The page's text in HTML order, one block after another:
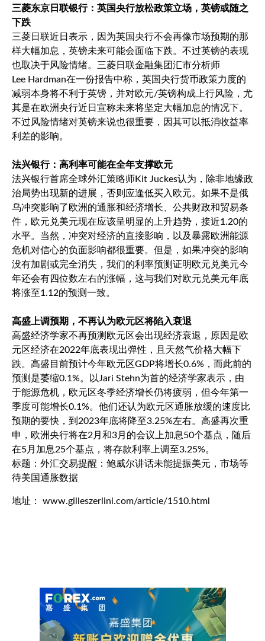
三菱东京日联银行：英国央行放松政策立场，英镑或随之
下跌
三菱日联近日表示，因为英国央行不会再像市场预期的那
样大幅加息，英镑未来可能会面临下跌。不过英镑的表现
也取决于风险情绪。三菱日联金融集团汇市分析师
Lee Hardman在一份报告中称，英国央行货币政策力度的
减弱本身将不利于英镑，并对欧元/英镑构成上行风险，尤
其是在欧洲央行近日宣称未来将坚定大幅加息的情况下。
不过风险情绪对英镑来说也很重要，因其可以抵消收益率
利差的影响。
法兴银行：高利率可能在全年支撑欧元
法兴银行首席全球外汇策略师Kit Juckes认为，除非地缘政
治局势出现新的进展，否则应逢低买入欧元。如果不是俄
乌冲突影响了欧洲的通胀和经济增长、公共财政和贸易条
件， 欧元兑美元现在应该呈明显的上升趋势，接近1.20的
水平。当然，冲突对经济的直接影响，以及暴露欧洲能源
危机对信心的负面影响都很重要。但是，如果冲突的影响
没有加剧或完全消失，我们的利率预测证明 欧元兑美元今
年还会有四位数左右的涨幅，这与我们对欧元兑美元年底
将涨至1.12的预测一致。
高盛上调预期，不再认为欧元区将陷入衰退
高盛经济学家不再预测欧元区会出现经济衰退，原因是欧
元区经济在2022年底表现出弹性，且天然气价格大幅下
跌。高盛目前预计今年欧元区GDP将增长0.6%，而此前的
预测是萎缩0.1%。以Jari Stehn为首的经济学家表示，由
于能源危机，欧元区冬季经济增长仍将疲弱，但今年第一
季度可能增长0.1%。他们还认为欧元区通胀放缓的速度比
预期的要快，到2023年底将降至3.25%左右。高盛再次重
申，欧洲央行将在2月和3月的会议上加息50个基点，随后
在5月加息25个基点，将存款利率上调至3.25%。
标题：外汇交易提醒：鲍威尔讲话未能提振美元，市场等
待美国通胀数据
地址： www.gilleszerlini.com/article/1510.html